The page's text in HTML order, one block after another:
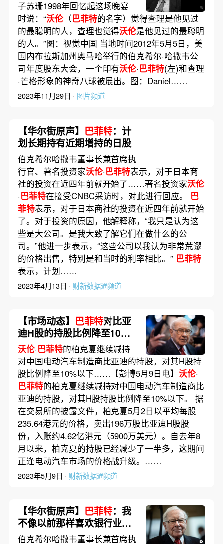
子苏珊1998年回忆起这场晚宴
时说：“沃伦（巴菲特的名字）觉得查理是他见过
的最聪明的人，查理也觉得沃伦是他见过的最聪明
的人。”图：视觉中国 当地时间2012年5月5日，美
国内布拉斯加州奥马哈举行的伯克希尔·哈撒韦公
司年度股东大会，一个印有沃伦·巴菲特(左)和查理
·芒格形象的神奇八球被展出。图：Daniel……
2023年11月29日 · 图片频道
【华尔街原声】 巴菲特：计
划长期持有近期增持的日股
伯克希尔哈撒韦董事长兼首席执
行官、著名投资家沃伦·巴菲特表示，对于日本商
社的投资在近四年前就开始了……著名投资家沃伦
·巴菲特在接受CNBC采访时，对此进行回应。 巴
菲特表示，对于日本商社的投资在近四年前就开始
了。对于投资的原因，他解释称，“我只是认为这
些是大公司。是我大致了解它们在做什么的公
司。”他进一步表示，“这些公司以我认为非常荒谬
的价格出售，特别是和当时的利率相比。” 巴菲特
表示，计划……
2023年4月13日 · 财新数据通频道
【市场动态】 巴菲特对比亚
迪H股的持股比例降至10%
以下
沃伦·巴菲特的柏克夏继续减持
对中国电动汽车制造商比亚迪的持股，对其H股持
股比例降至10%以下……【彭博5月9日电】 沃伦·
巴菲特的柏克夏继续减持对中国电动汽车制造商比
亚迪的持股，对其H股持股比例降至10%以下。 据
在交易所的披露文件，柏克夏5月2日以平均每股
235.64港元的价格，卖出196万股比亚迪H股股
份，入账约4.62亿港元（5900万美元）。自去年8
月以来，柏克夏的持股已经减少了一半多，这期间
正逢电动汽车市场的价格战升级。……
2023年5月9日 · 财新数据通频道
【华尔街原声】 巴菲特：我
不像以前那样喜欢银行业务
了
伯克希尔哈撒韦董事长兼首席执